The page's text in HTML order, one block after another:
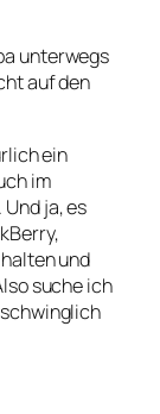
unterwegs
auf den
ein
im
ja, es
und
suche ich